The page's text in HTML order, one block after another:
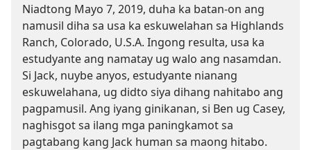
Niadtong Mayo 7, 2019, duha ka batan-on ang
namusil diha sa usa ka eskuwelahan sa Highlands
Ranch, Colorado, U.S.A. Ingong resulta, usa ka
estudyante ang namatay ug walo ang nasamdan.
Si Jack, nuybe anyos, estudyante nianang
eskuwelahana, ug didto siya dihang nahitabo ang
pagpamusil. Ang iyang ginikanan, si Ben ug Casey,
naghisgot sa ilang mga paningkamot sa
pagtabang kang Jack human sa maong hitabo.